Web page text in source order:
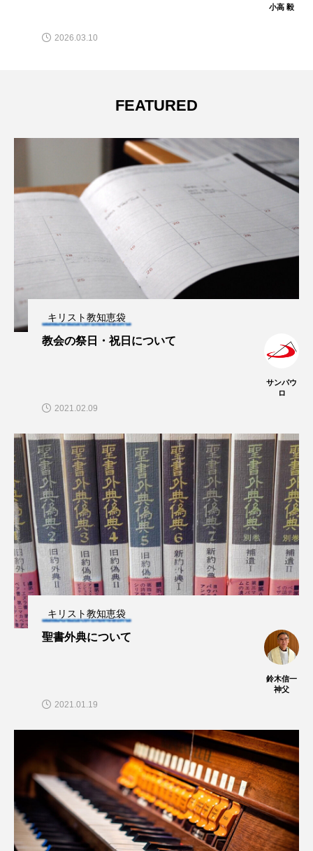
小高 毅
2025.01.07
FEATURED
キリスト教知恵袋
教会の祭日・祝日について
サンパウ
ロ
2021.02.09
キリスト教知恵袋
聖書外典について
鈴木信一
神父
2021.01.19